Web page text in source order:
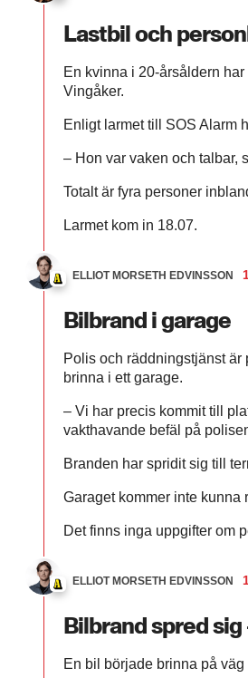
Lastbil och
En kvinna i 20-årsåldern
Vingåker.
Enligt larmet till SOS Alarm
– Hon var vaken och talbar,
Totalt är fyra personer
Larmet kom in 18.07.
ELLIOT MORSETH EDVINSSON
Bilbrand i garage
Polis och räddningstjänst
brinna i ett garage.
– Vi har precis kommit till
vakthavande befäl på
Branden har spridit sig till
Garaget kommer inte kunna
Det finns inga uppgifter om
ELLIOT MORSETH EDVINSSON
Bilbrand spred
En bil började brinna på